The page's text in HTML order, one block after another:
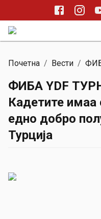
Почетна / Вести /
ФИБА YDF
Кадетите имаа
едно добро
Турција